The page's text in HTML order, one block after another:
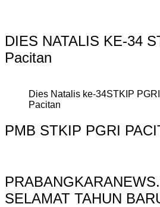
DIES NATALIS KE-34
Pacitan
Dies Natalis ke-34STKIP PGRI
Pacitan
PMB STKIP PGRI
SELAMAT TAHUN